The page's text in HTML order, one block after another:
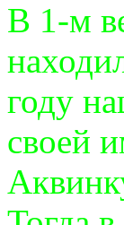
В 1-м
году
своей